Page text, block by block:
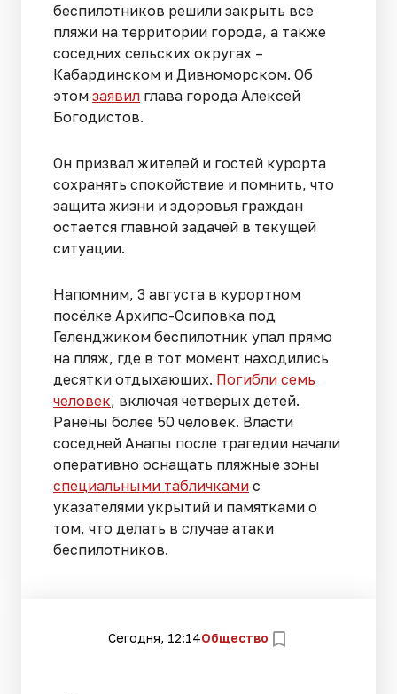
беспилотников решили закрыть все
пляжи на территории города, а также
соседних сельских округах –
Кабардинском и Дивноморском. Об
этом заявил глава города Алексей
Богодистов.
Он призвал жителей и гостей курорта
сохранять спокойствие и помнить, что
защита жизни и здоровья граждан
остается главной задачей в текущей
ситуации.
Напомним, 3 августа в курортном
посёлке Архипо-Осиповка под
Геленджиком беспилотник упал прямо
на пляж, где в тот момент находились
десятки отдыхающих. Погибли семь
человек, включая четверых детей.
Ранены более 50 человек. Власти
соседней Анапы после трагедии начали
оперативно оснащать пляжные зоны
специальными табличками с
указателями укрытий и памятками о
том, что делать в случае атаки
беспилотников.
Сегодня, 12:14Общество